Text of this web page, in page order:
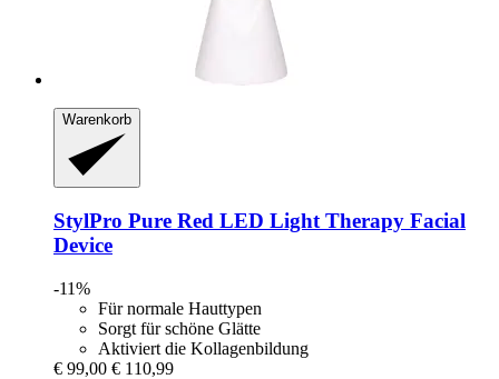
Warenkorb
StylPro Pure Red LED Light Therapy Facial
Device
-11%
Für normale Hauttypen
Sorgt für schöne Glätte
Aktiviert die Kollagenbildung
€ 99,00 € 110,99